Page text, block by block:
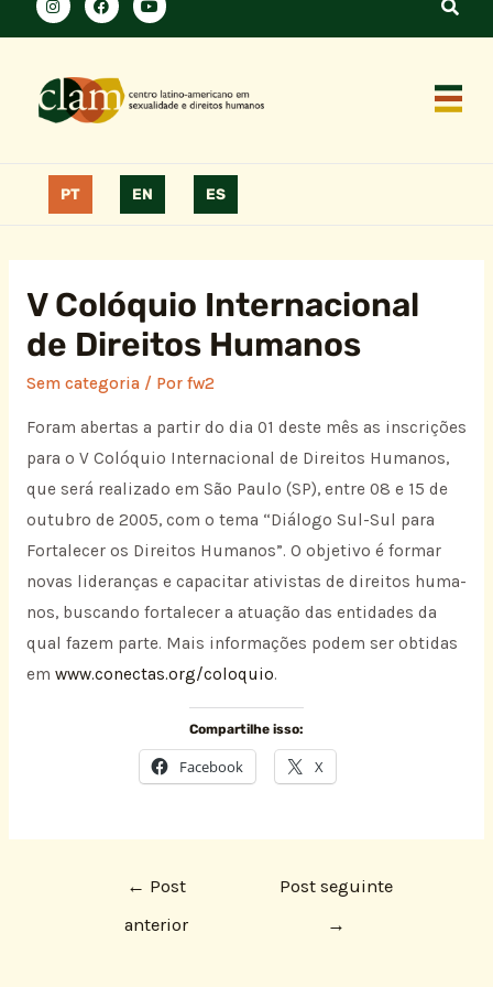
PT EN ES
V Colóquio Internacional
de Direitos Humanos
Sem categoria/ Por fw2
Foram abertas a partir do dia 01 deste mês as inscrições
para o V Colóquio Internacional de Direitos Humanos,
que será reali­zado em São Paulo (SP), entre 08 e 15 de
outubro de 2005, com o tema “Diálogo Sul-Sul para
Fortalecer os Direitos Humanos”. O objetivo é formar
no­vas lideranças e capacitar ativistas de direitos huma­
nos, buscando fortalecer a atuação das entidades da
qual fazem parte. Mais informações podem ser obtidas
em www.conectas.org/coloquio.
Compartilhe isso:
Facebook X
← Post
anterior
Post seguinte
→